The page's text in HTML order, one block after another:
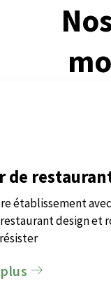
de
établissement
design et